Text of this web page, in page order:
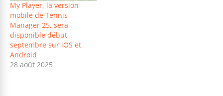
My Player, la version
mobile de Tennis
Manager 25, sera
disponible début
septembre sur iOS et
Android
28 août 2025